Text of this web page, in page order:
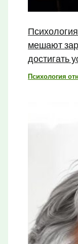
мешают
достигать
Психология